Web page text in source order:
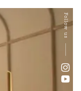
Follow us